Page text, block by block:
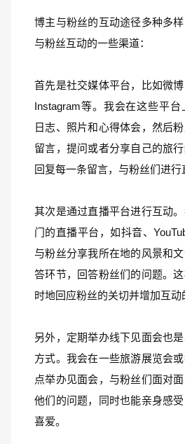
博主与粉丝的互动途径多种多
与粉丝互动的一些渠道：
首先是社交媒体平台，比如微
Instagram等。我会在这些平
日志、照片和心得体会，然后
留言，提问或者分享自己的旅
回复每一条留言，与粉丝们进行
其次是通过直播平台进行互动
门的直播平台，如抖音、
与粉丝分享我所在地的风景和
答环节，回答粉丝们的问题。
时地回应粉丝的关切并增加互动
另外，定期举办线下见面会也
方式。我会在一些旅游展览会
点举办见面会，与粉丝们面对
他们的问题，同时也能亲身感
喜爱。